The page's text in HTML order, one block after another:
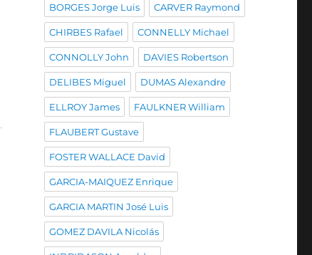
BORGES Jorge Luis CARVER Raymond
CHIRBES Rafael CONNELLY Michael
CONNOLLY John DAVIES Robertson
DELIBES Miguel DUMAS Alexandre
ELLROY James FAULKNER William
FLAUBERT Gustave
FOSTER WALLACE David
GARCIA-MAIQUEZ Enrique
GARCIA MARTIN José Luis
GOMEZ DAVILA Nicolás